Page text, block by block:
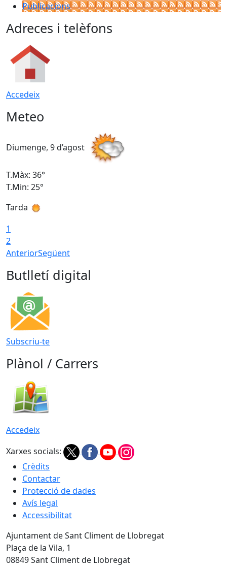
Publicacions
Adreces i telèfons
Accedeix
Meteo
Diumenge, 9 d’agost
T.Màx: 36°
T.Min: 25°
Tarda
1
2
AnteriorSegüent
Butlletí digital
Subscriu-te
Plànol / Carrers
Accedeix
Xarxes socials:
Crèdits
Contactar
Protecció de dades
Avís legal
Accessibilitat
Ajuntament de Sant Climent de Llobregat
Plaça de la Vila, 1
08849 Sant Climent de Llobregat